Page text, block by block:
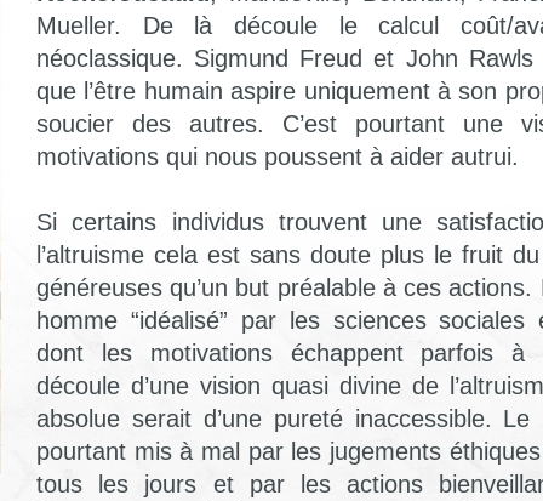
Mueller. De là découle le calcul coût/
néoclassique. Sigmund Freud et John
que l’être humain aspire uniquement à son
soucier des autres. C’est pourtant une
motivations qui nous poussent à aider autrui.
Si certains individus trouvent une
l’altruisme cela est sans doute plus le fruit
généreuses qu’un but préalable à ces actions.
homme “idéalisé” par les sciences sociales
dont les motivations échappent parfois à
découle d’une vision quasi divine de
absolue serait d’une pureté inaccessible.
pourtant mis à mal par les jugements
tous les jours et par les actions